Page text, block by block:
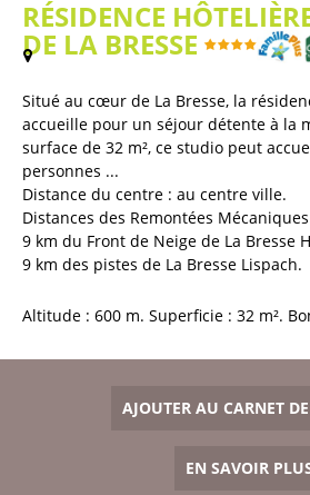
RÉSIDENCE
DE LA BRESSE
Plan / Carte)
Situé au cœur de La Bresse, la
accueille pour un séjour détente à la
surface de 32 m², ce studio peut
personnes ...
Distance du centre : au centre ville
Distances des Remontées
9 km du Front de Neige de La Bresse
9 km des pistes de La Bresse Lispach
Altitude : 600 m Superficie : 32 m²
AJOUTER AU CARNET
EN SAVOIR